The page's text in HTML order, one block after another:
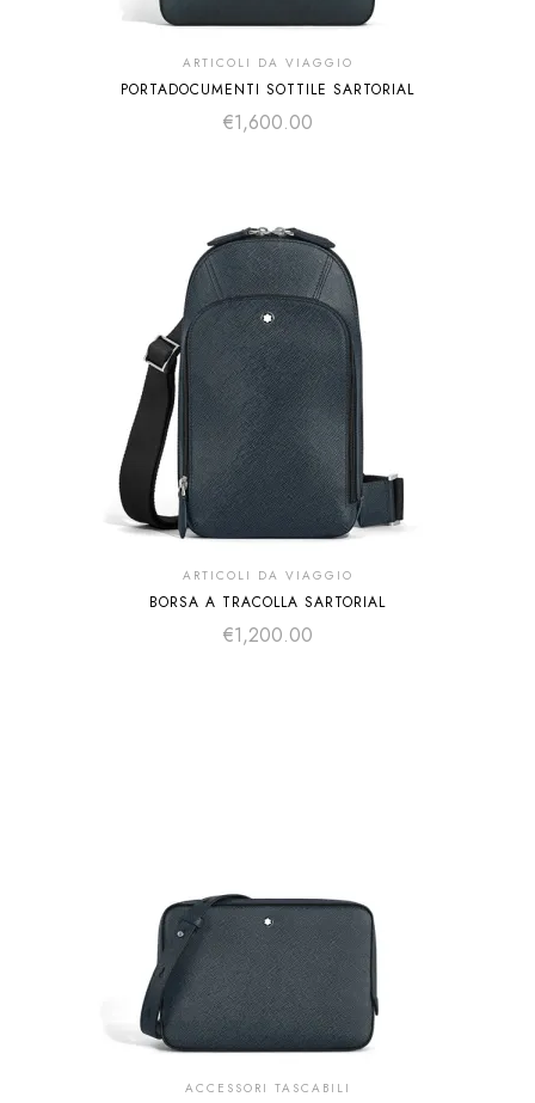
ARTICOLI DA VIAGGIO
PORTADOCUMENTI SOTTILE SARTORIAL
€1,600.00
ARTICOLI DA VIAGGIO
BORSA A TRACOLLA SARTORIAL
€1,200.00
ACCESSORI TASCABILI